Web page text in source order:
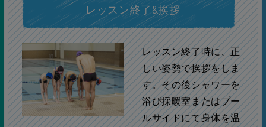
レッスン終了&挨拶
レッスン終了時に、正
しい姿勢で挨拶をしま
す。その後シャワーを
浴び採暖室またはプー
ルサイドにて身体を温